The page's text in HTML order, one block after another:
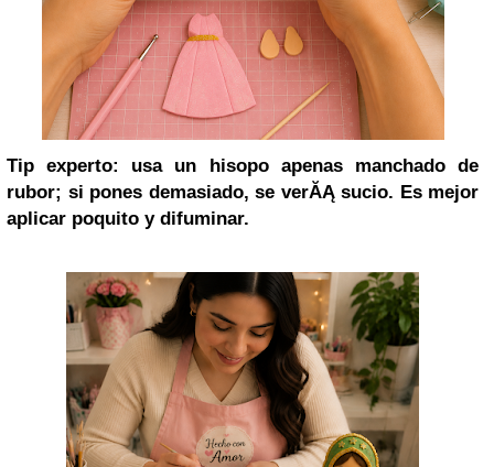
Tip experto: usa un hisopo apenas manchado de
rubor; si pones demasiado, se verĂĄ sucio. Es mejor
aplicar poquito y difuminar.